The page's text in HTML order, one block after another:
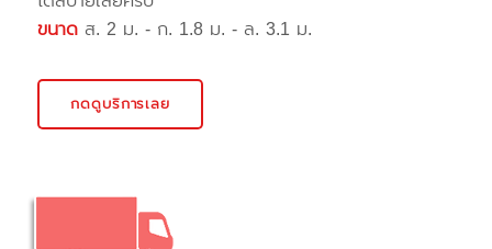
ขนาด ส. 2 ม. - ก. 1.8 ม. - ล. 3.1 ม.
กดดูบริการเลย